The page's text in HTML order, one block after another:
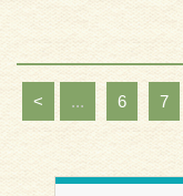
< ... 6 7